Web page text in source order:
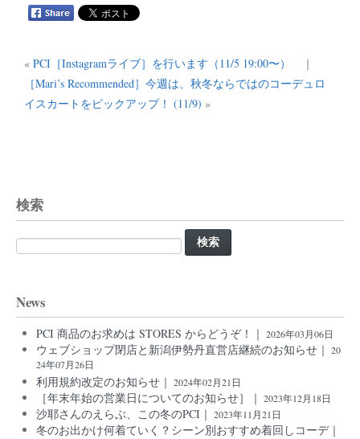
« PCI［Instagramライブ］を行います（11/5 19:00〜）
｜
［Mari’s Recommended］今週は、秋冬ならではのコーデュロ
イスカートをピックアップ！ (11/9) »
検索
検
索:
News
PCI 商品のお求めは STORES からどうぞ！｜ 2026年03月06日
ウェブショップ閉店と新潟伊勢丹直営店継続のお知らせ｜ 20
24年07月26日
利用規約改定のお知らせ｜ 2024年02月21日
［年末年始の営業日についてのお知らせ］｜ 2023年12月18日
沙耶さんのえらぶ、この冬のPCI｜ 2023年11月21日
冬のお出かけ何着ていく？シーン別おすすめ着回しコーデ｜